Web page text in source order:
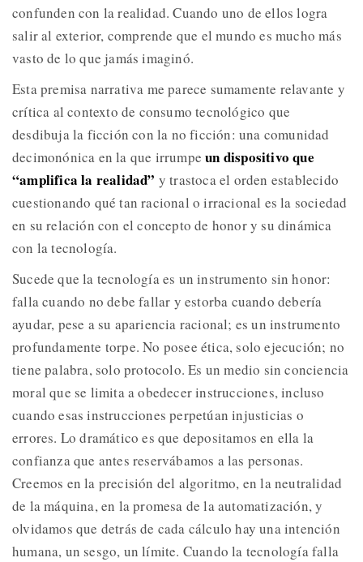
confunden con la realidad. Cuando uno de ellos logra
salir al exterior, comprende que el mundo es mucho más
vasto de lo que jamás imaginó.
Esta premisa narrativa me parece sumamente relavante y
crítica al contexto de consumo tecnológico que
desdibuja la ficción con la no ficción: una comunidad
decimonónica en la que irrumpeun dispositivo que
“amplifica la realidad” y trastoca el orden establecido
cuestionando qué tan racional o irracional es la sociedad
en su relación con el concepto de honor y su dinámica
con la tecnología.
Sucede que la tecnología es un instrumento sin honor:
falla cuando no debe fallar y estorba cuando debería
ayudar, pese a su apariencia racional; es un instrumento
profundamente torpe. No posee ética, solo ejecución; no
tiene palabra, solo protocolo. Es un medio sin conciencia
moral que se limita a obedecer instrucciones, incluso
cuando esas instrucciones perpetúan injusticias o
errores. Lo dramático es que depositamos en ella la
confianza que antes reservábamos a las personas.
Creemos en la precisión del algoritmo, en la neutralidad
de la máquina, en la promesa de la automatización, y
olvidamos que detrás de cada cálculo hay una intención
humana, un sesgo, un límite. Cuando la tecnología falla